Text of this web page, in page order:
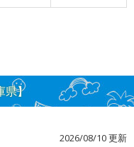
県】
2026/08/10 更新